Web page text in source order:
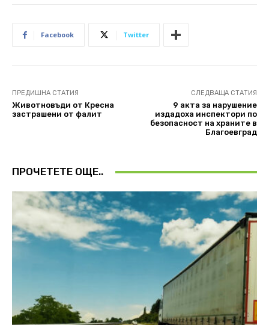
Facebook Twitter
ПРЕДИШНА СТАТИЯ
Животновъди от Кресна
застрашени от фалит
СЛЕДВАЩА СТАТИЯ
9 акта за нарушение
издадоха инспектори по
безопасност на храните в
Благоевград
ПРОЧЕТЕТЕ ОЩЕ..